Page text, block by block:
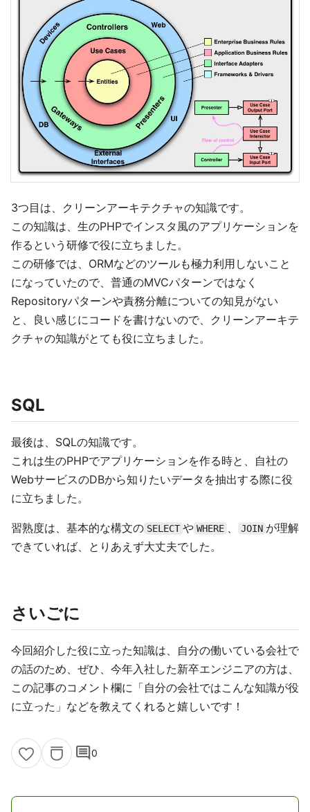
3つ目は、クリーンアーキテクチャの知識です。
この知識は、生のPHPでインスタ風のアプリケーションを
作るという研修で役に立ちました。
この研修では、ORMなどのツールも極力利用しないこと
になっていたので、普通のMVCパターンではなく
Repositoryパターンや責務分離についての知見がない
と、良い感じにコードを書けないので、クリーンアーキテ
クチャの知識がとても役に立ちました。
SQL
最後は、SQLの知識です。
これは生のPHPでアプリケーションを作る時と、自社の
WebサービスのDBから知りたいデータを抽出する際に役
に立ちました。
習熟度は、基本的な構文の SELECT や WHERE JOIN が理解
できていれば、とりあえず大丈夫でした。
さいごに
今回紹介した役に立った知識は、自分の働いている会社で
の話のため、ぜひ、今年入社した新卒エンジニアの方は、
この記事のコメント欄に「自分の会社ではこんな知識が役
に立った」などを教えてくれると嬉しいです！
comment0